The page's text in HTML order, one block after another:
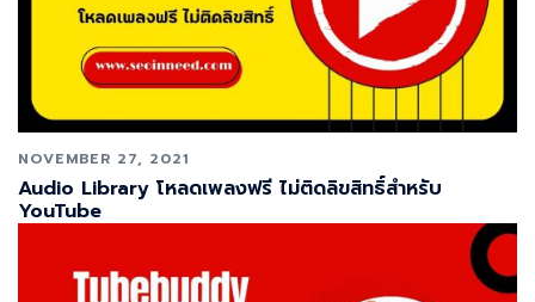
NOVEMBER 27, 2021
Audio Library โหลดเพลงฟรี ไม่ติดลิขสิทธิ์สำหรับ
YouTube